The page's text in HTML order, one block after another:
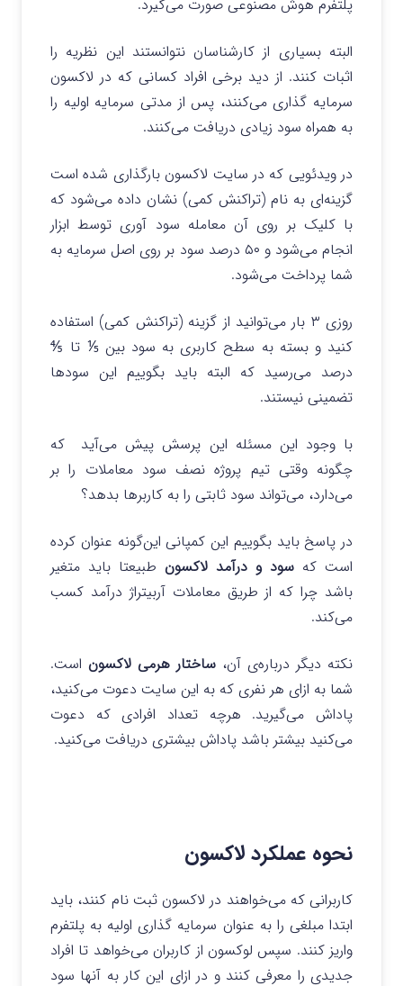
پلتفرم هوش مصنوعی صورت می‌گیرد.
البته بسیاری از کارشناسان نتوانستند این نظریه را
اثبات کنند. از دید برخی افراد کسانی که در لاکسون
سرمایه گذاری می‌کنند، پس از مدتی سرمایه اولیه را
به همراه سود زیادی دریافت می‌کنند.
در ویدئویی که در سایت لاکسون بارگذاری شده است
گزینه‌ای به نام (تراکنش کمی) نشان داده می‌شود که
با کلیک بر روی آن معامله سود آوری توسط ابزار
انجام می‌شود و ۵۰ درصد سود بر روی اصل سرمایه به
شما پرداخت می‌شود.
روزی ۳ بار می‌توانید از گزینه (تراکنش کمی) استفاده
کنید و بسته به سطح کاربری به سود بین ⅕ تا ⅘
درصد می‌رسید که البته باید بگوییم این سودها
تضمینی نیستند.
با وجود این مسئله این پرسش پیش می‌آید که
چگونه وقتی تیم پروژه نصف سود معاملات را بر
می‌دارد، می‌تواند سود ثابتی را به کاربرها بدهد؟
در پاسخ باید بگوییم این کمپانی این‌گونه عنوان کرده
است که سود و درآمد لاکسون طبیعتا باید متغیر
باشد چرا که از طریق معاملات آربیتراژ درآمد کسب
می‌کند.
نکته دیگر درباره‌ی آن، ساختار هرمی لاکسون است.
شما به ازای هر نفری که به این سایت دعوت می‌کنید،
پاداش می‌گیرید. هرچه تعداد افرادی که دعوت
می‌کنید بیشتر باشد پاداش بیشتری دریافت می‌کنید.
نحوه عملکرد لاکسون
کاربرانی که می‌خواهند در لاکسون ثبت نام کنند، باید
ابتدا مبلغی را به عنوان سرمایه گذاری اولیه به پلتفرم
واریز کنند. سپس لوکسون از کاربران می‌خواهد تا افراد
جدیدی را معرفی کنند و در ازای این کار به آنها سود